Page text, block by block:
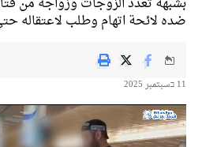
ضده لائحة اتهام وطلب لاعتقاله
11 בسبتمبر 2025